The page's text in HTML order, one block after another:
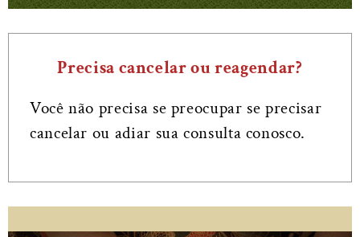
Precisa cancelar ou reagendar?
Você não precisa se preocupar se precisar
cancelar ou adiar sua consulta conosco.